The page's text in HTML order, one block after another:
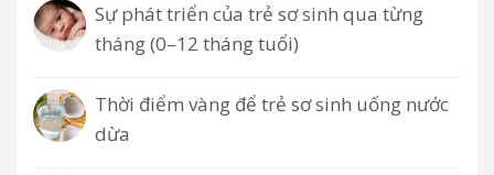
Sự phát triển của trẻ sơ sinh qua từng
tháng (0–12 tháng tuổi)
Thời điểm vàng để trẻ sơ sinh uống nước
dừa